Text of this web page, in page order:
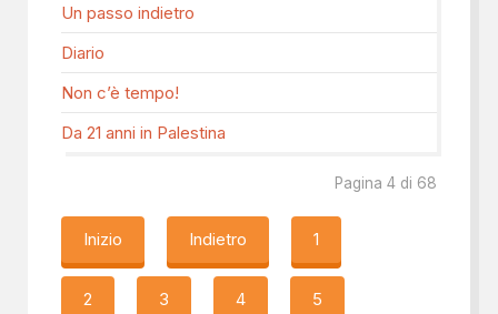
Un passo indietro
Diario
Non c’è tempo!
Da 21 anni in Palestina
Pagina 4 di 68
Inizio Indietro 1
2 3 4 5